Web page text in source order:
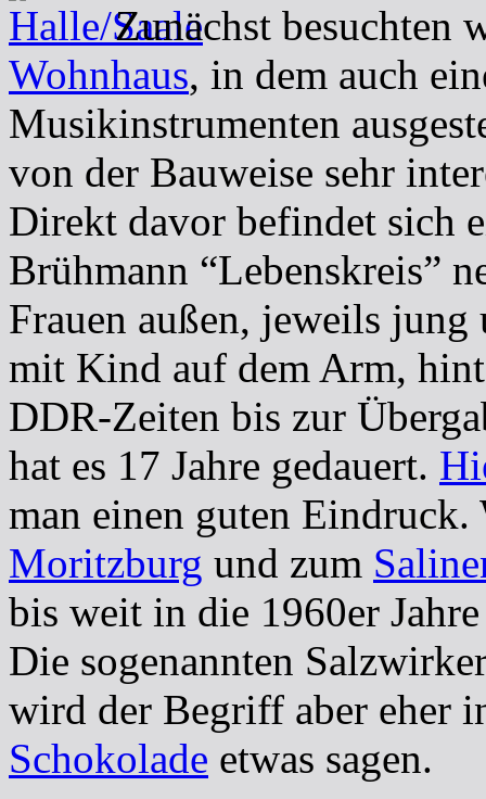
Zunächst besuchten
Wohnhaus, in dem auch
Musikinstrumenten
von der Bauweise sehr
Direkt davor befindet sich
Brühmann “Lebenskreis”
Frauen außen, jeweils
mit Kind auf dem Arm,
DDR-Zeiten bis zur
hat es 17 Jahre gedauert.
man einen guten
Moritzburg und zum
bis weit in die 1960er
Die sogenannten
wird der Begriff aber eher
Schokolade etwas sagen.